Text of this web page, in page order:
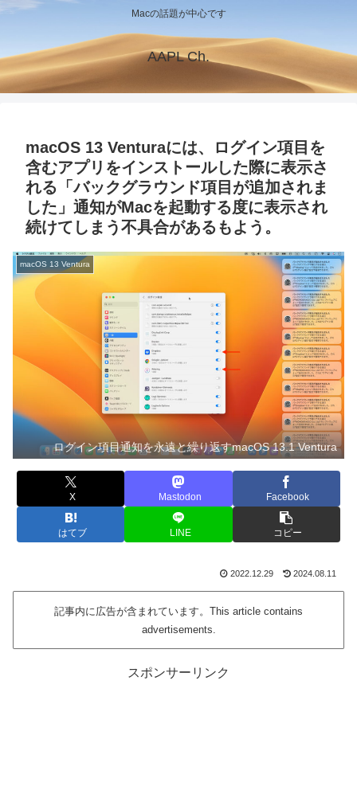
Macの話題が中心です
AAPL Ch.
macOS 13 Venturaには、ログイン項目を
含むアプリをインストールした際に表示さ
れる「バックグラウンド項目が追加されま
した」通知がMacを起動する度に表示され
続けてしまう不具合があるもよう。
macOS 13 Ventura
ログイン項目通知を永遠と繰り返すmacOS 13.1 Ventura
X Mastodon Facebook
はてブ LINE コピー
2022.12.29 2024.08.11
記事内に広告が含まれています。This article contains
advertisements.
スポンサーリンク